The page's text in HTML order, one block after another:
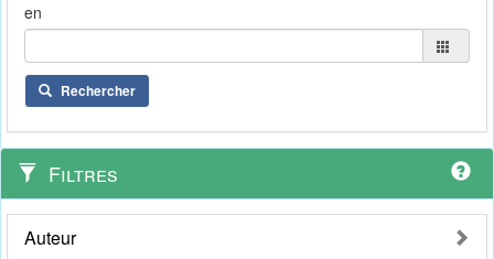
en
Rechercher
Filtres
Auteur